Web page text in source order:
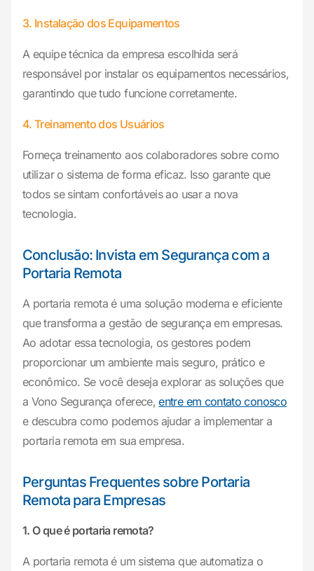
3. Instalação dos Equipamentos
A equipe técnica da empresa escolhida será
responsável por instalar os equipamentos necessários,
garantindo que tudo funcione corretamente.
4. Treinamento dos Usuários
Forneça treinamento aos colaboradores sobre como
utilizar o sistema de forma eficaz. Isso garante que
todos se sintam confortáveis ao usar a nova
tecnologia.
Conclusão: Invista em Segurança com a
Portaria Remota
A portaria remota é uma solução moderna e eficiente
que transforma a gestão de segurança em empresas.
Ao adotar essa tecnologia, os gestores podem
proporcionar um ambiente mais seguro, prático e
econômico. Se você deseja explorar as soluções que
a Vono Segurança oferece,entre em contato conosco
e descubra como podemos ajudar a implementar a
portaria remota em sua empresa.
Perguntas Frequentes sobre Portaria
Remota para Empresas
1. O que é portaria remota?
A portaria remota é um sistema que automatiza o